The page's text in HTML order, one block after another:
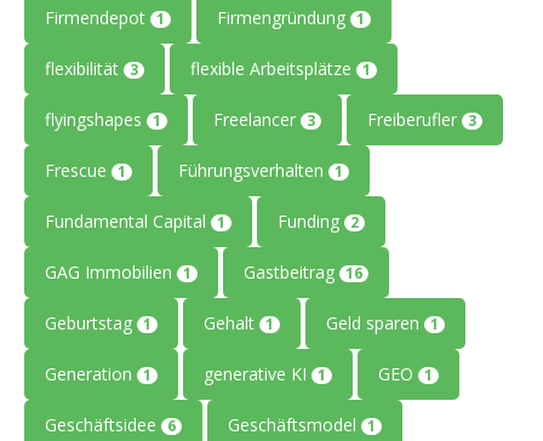
Firmendepot 1 Firmengründung 1
flexibilität 3 flexible Arbeitsplätze 1
flyingshapes 1 Freelancer 3 Freiberufler 3
Frescue 1 Führungsverhalten 1
Fundamental Capital 1 Funding 2
GAG Immobilien 1 Gastbeitrag 16
Geburtstag 1 Gehalt 1 Geld sparen 1
Generation 1 generative KI 1 GEO 1
Geschäftsidee 6 Geschäftsmodel 1